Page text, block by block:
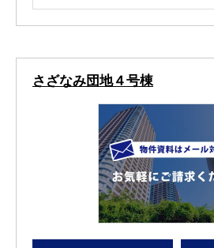
さざなみ団地４号棟